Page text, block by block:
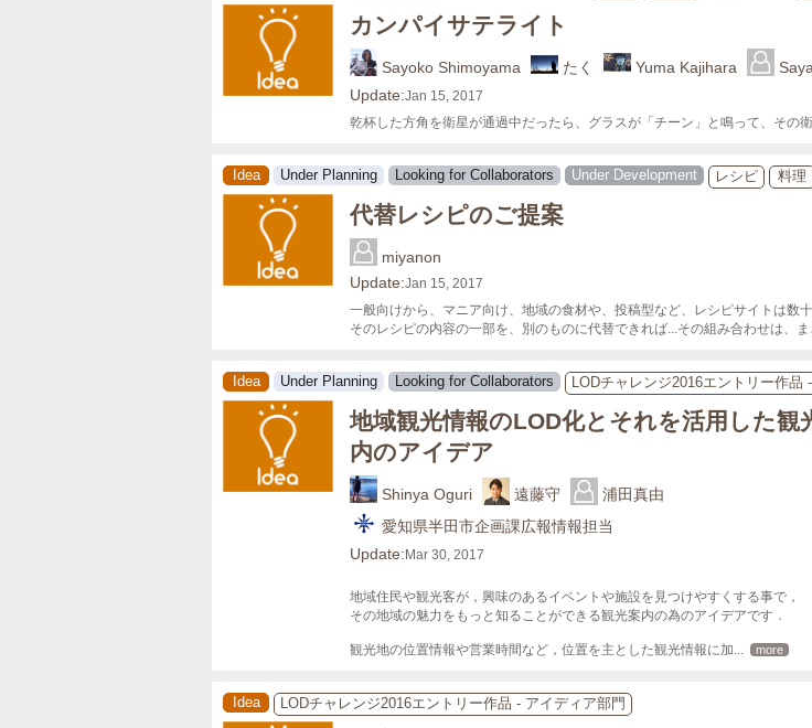
カンパイサテライト
Sayoko Shimoyama たく Yuma Kajihara
Update:Jan 15, 2017
乾杯した方角を衛星が通過中だったら、グラスが「チーン」と鳴って、その
Idea Under Planning Looking for Collaborators Under Development レシピ 料理
代替レシピのご提案
miyanon
Update:Jan 15, 2017
一般向けから、マニア向け、地域の食材や、投稿型など、レシピサイトは数
そのレシピの内容の一部を、別のものに代替できれば...その組み合わせは、
Idea Under Planning Looking for Collaborators LODチャレンジ2016エントリー作品
地域観光情報のLOD化とそれを活用した観
内のアイデア
Shinya Oguri 遠藤守
浦田真由
愛知県半田市企画課広報情報担当
Update: Mar 30, 2017
地域住民や観光客が，興味のあるイベントや施設を見つけやすくする事で，
その地域の魅力をもっと知ることができる観光案内の為のアイデアです．
観光地の位置情報や営業時間など，位置を主とした観光情報に加... more
Idea LODチャレンジ2016エントリー作品 - アイディア部門